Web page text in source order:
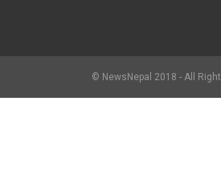
© NewsNepal 2018 - All
newsnepal.com